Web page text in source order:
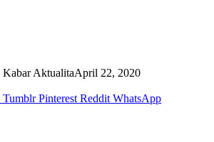
Kabar AktualitaApril 22, 2020
Tumblr Pinterest Reddit WhatsApp